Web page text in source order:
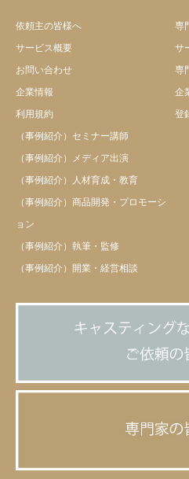
依頼主の皆様へ
サービス概要
お問い合わせ
企業情報
利用規約
（事例紹介）セミナー講師
（事例紹介）メディア出演
（事例紹介）人材育成・教育
（事例紹介）商品開発・プロモーシ
ョン
（事例紹介）執筆・監修
（事例紹介）開業・経営相談
専
サ
専
企
登